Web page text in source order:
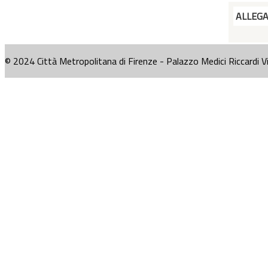
© 2024 Città Metropolitana di Firenze - Palazzo Medici Riccardi